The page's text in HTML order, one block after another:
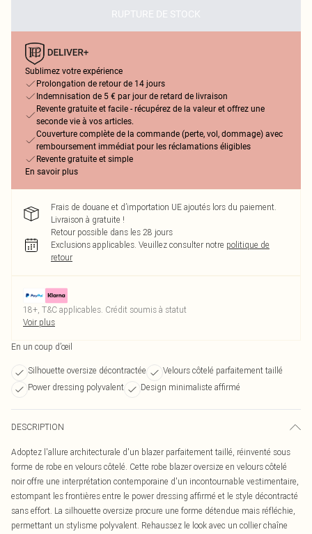
RUPTURE DE STOCK
Sublimez votre expérience
Prolongation de retour de 14 jours
Indemnisation de 5 € par jour de retard de livraison
Revente gratuite et facile - récupérez de la valeur et offrez une
seconde vie à vos articles.
Couverture complète de la commande (perte, vol, dommage) avec
remboursement immédiat pour les réclamations éligibles
Revente gratuite et simple
En savoir plus
Frais de douane et d’importation UE ajoutés lors du paiement.
Livraison à gratuite !
Retour possible dans les 28 jours
Exclusions applicables. Veuillez consulter notre politique de
retour
18+, T&C applicables. Crédit soumis à statut
Voir plus
En un coup d’œil
Silhouette oversize décontractée
Velours côtelé parfaitement taillé
Power dressing polyvalent
Design minimaliste affirmé
DESCRIPTION
Adoptez l'allure architecturale d'un blazer parfaitement taillé, réinventé sous
forme de robe en velours côtelé. Cette robe blazer oversize en velours côtelé
noir offre une interprétation contemporaine d'un incontournable vestimentaire,
estompant les frontières entre le power dressing affirmé et le style décontracté
sans effort. La silhouette oversize procure une forme détendue mais réfléchie,
permettant un stylisme polyvalent. Rehaussez le look avec un collier chaîne